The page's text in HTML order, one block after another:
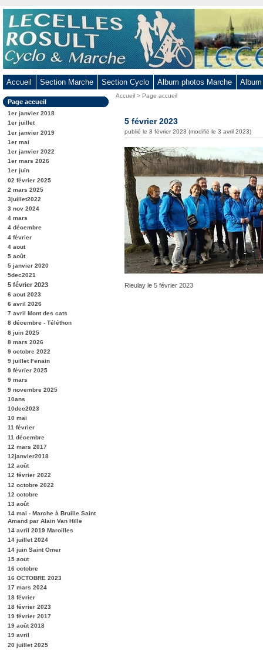
Aller
au
contenu
-
Aller
menu
principal
-
Aller
à
la
recherche
Accueil Section Marche Section Cyclo Album photos Marche
Dans
la
rubrique
:
Page accueil
1er janvier 2018
1er juillet
1er janvier 2019
1er mai
1er janvier 2022
1er mars 2026
1er juin
02 février 2025
2 mars 2025
3juillet2022
3 nov 2024
4 mars
4 décembre
4 février
4 aout
5 août
5 janvier 2020
5dec2021
5 février 2023
6 aout 2023
6 avril 2026
7 avril Mont des cats
8 décembre - Téléthon
8 juin 2025
8 mars 2026
9 octobre 2022
9 juillet Fenain
9 février 2025
9 mars
9 novembre 2025
10ans
10dec2023
10 mai
11 février
11 décembre
12 mars 2017
12janvier2018
12 août
12 février 2022
12 octobre 2022
12 octobre
13 août
14 mai - Marche à Bruille Saint
Amand par Alain Van Hille
14 avril 2019 Maroilles
14 juillet 2024
14 juin Saint Omer
15 aout
16 octobre
16 OCTOBRE 2023
17 mars 2024
18 février
18 février 2023
19 février 2017
19 août 2018
19 avril
20 juillet 2025
Vous
Accueil >Page accueil
5 février 2023
publié le 8 février 2023 (modifié le 3 avril 2023)
Rieulay le 5 février 2023